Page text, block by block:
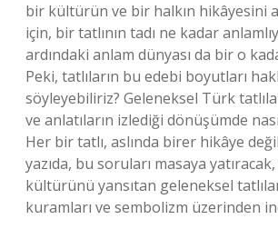
bir kültürün ve bir halkın hikâyesini
için, bir tatlının tadı ne kadar
ardındaki anlam dünyası da bir o
Peki, tatlıların bu edebi boyutları
söyleyebiliriz? Geleneksel Türk
ve anlatıların izlediği dönüşümde
Her bir tatlı, aslında birer hikâye
yazıda, bu soruları masaya
kültürünü yansıtan geleneksel
kuramları ve sembolizm üzerinden